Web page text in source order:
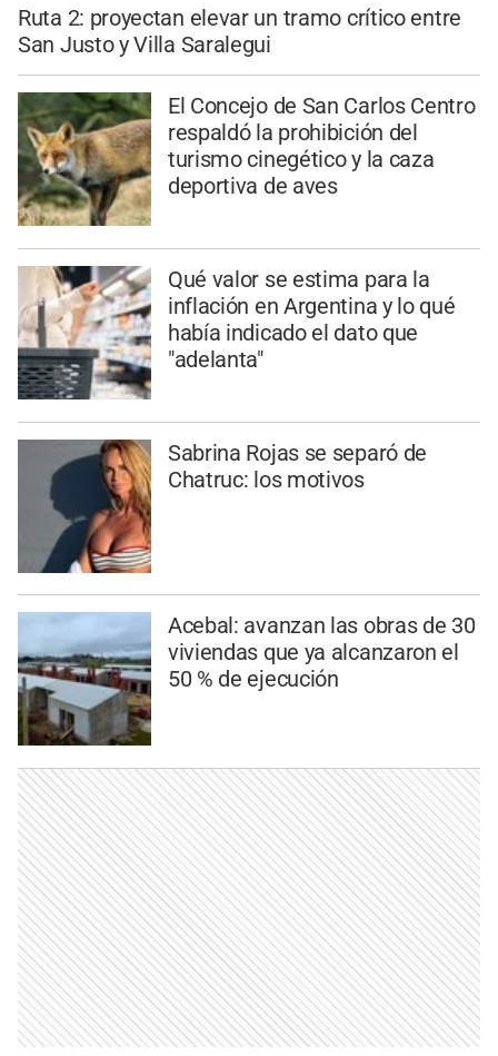
Ruta 2: proyectan elevar un tramo crítico entre
San Justo y Villa Saralegui
El Concejo de San Carlos Centro
respaldó la prohibición del
turismo cinegético y la caza
deportiva de aves
Qué valor se estima para la
inflación en Argentina y lo qué
había indicado el dato que
"adelanta"
Sabrina Rojas se separó de
Chatruc: los motivos
Acebal: avanzan las obras de 30
viviendas que ya alcanzaron el
50 % de ejecución